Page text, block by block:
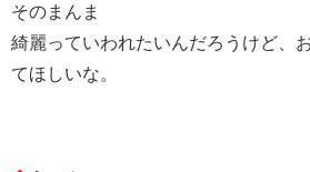
そのまんま
綺麗っていわれたいんだろうけど、
てほしいな。